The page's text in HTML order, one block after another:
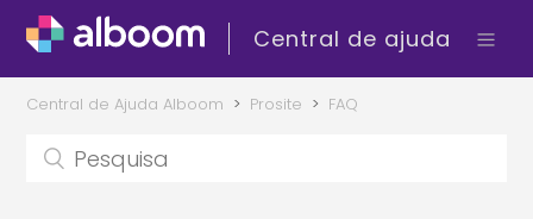
Central de ajuda
Central de Ajuda Alboom Prosite FAQ